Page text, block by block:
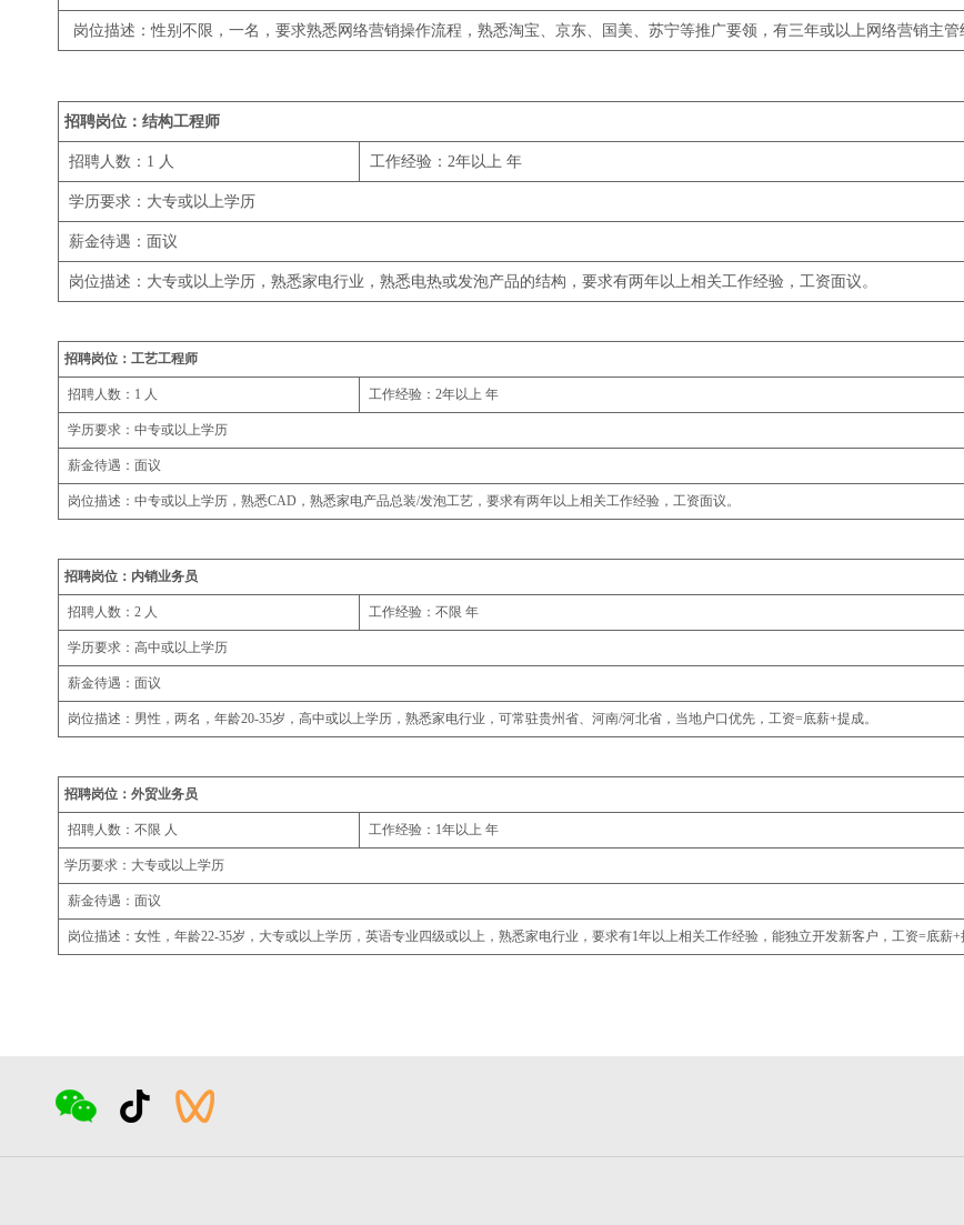
岗位描述：性别不限，一名，要求熟悉网络营销操作流程，熟悉淘宝、京东、国美、苏宁等推广要领，有三年或以上网络营销主
招聘岗位：结构工程师
招聘人数：1 人 工作经验：2年以上 年
学历要求：大专或以上学历
薪金待遇：面议
岗位描述：大专或以上学历，熟悉家电行业，熟悉电热或发泡产品的结构，要求有两年以上相关工作经验，工资面议。
招聘岗位：工艺工程师
招聘人数：1 人 工作经验：2年以上 年
学历要求：中专或以上学历
薪金待遇：面议
岗位描述：中专或以上学历，熟悉CAD，熟悉家电产品总装/发泡工艺，要求有两年以上相关工作经验，工资面议。
招聘岗位：内销业务员
招聘人数：2 人 工作经验：不限 年
学历要求：高中或以上学历
薪金待遇：面议
岗位描述：男性，两名，年龄20-35岁，高中或以上学历，熟悉家电行业，可常驻贵州省、河南/河北省，当地户口优先，工资=底薪+提成。
招聘岗位：外贸业务员
招聘人数：不限 人 工作经验：1年以上 年
学历要求：大专或以上学历
薪金待遇：面议
岗位描述：女性，年龄22-35岁，大专或以上学历，英语专业四级或以上，熟悉家电行业，要求有1年以上相关工作经验，能独立开发新客户，工资=底薪+